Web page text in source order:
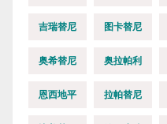
吉瑞替尼 图卡替尼
奥希替尼 奥拉帕利
恩西地平 拉帕替尼